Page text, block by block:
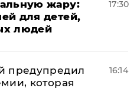
жару:
для детей,
людей
17:30
предупредил
которая
16:14